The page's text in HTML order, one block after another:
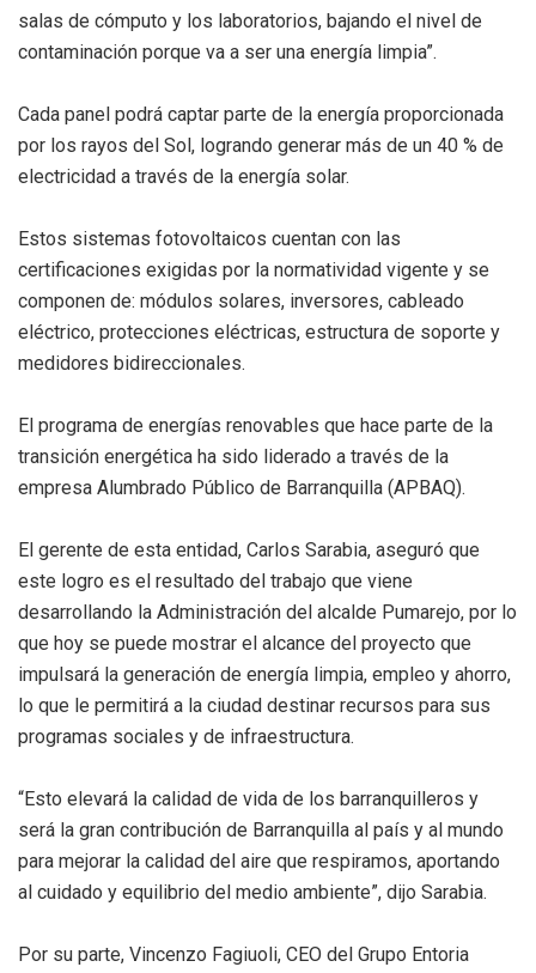
salas de cómputo y los laboratorios, bajando el nivel de
contaminación porque va a ser una energía limpia”.
Cada panel podrá captar parte de la energía proporcionada
por los rayos del Sol, logrando generar más de un 40 % de
electricidad a través de la energía solar.
Estos sistemas fotovoltaicos cuentan con las
certificaciones exigidas por la normatividad vigente y se
componen de: módulos solares, inversores, cableado
eléctrico, protecciones eléctricas, estructura de soporte y
medidores bidireccionales.
El programa de energías renovables que hace parte de la
transición energética ha sido liderado a través de la
empresa Alumbrado Público de Barranquilla (APBAQ).
El gerente de esta entidad, Carlos Sarabia, aseguró que
este logro es el resultado del trabajo que viene
desarrollando la Administración del alcalde Pumarejo, por lo
que hoy se puede mostrar el alcance del proyecto que
impulsará la generación de energía limpia, empleo y ahorro,
lo que le permitirá a la ciudad destinar recursos para sus
programas sociales y de infraestructura.
“Esto elevará la calidad de vida de los barranquilleros y
será la gran contribución de Barranquilla al país y al mundo
para mejorar la calidad del aire que respiramos, aportando
al cuidado y equilibrio del medio ambiente”, dijo Sarabia.
Por su parte, Vincenzo Fagiuoli, CEO del Grupo Entoria